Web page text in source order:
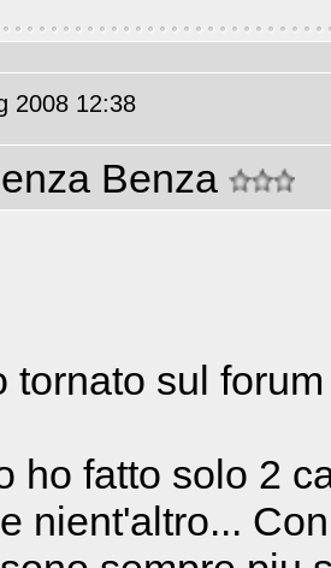
2008 12:38
Benza
tornato sul
ho fatto solo 2
nient'altro...